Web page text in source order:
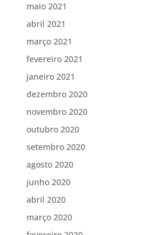
maio 2021
abril 2021
março 2021
fevereiro 2021
janeiro 2021
dezembro 2020
novembro 2020
outubro 2020
setembro 2020
agosto 2020
junho 2020
abril 2020
março 2020